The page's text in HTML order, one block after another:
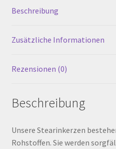
Widerrufsbelehrung
Zahlungsarten
Beschreibung
Zusätzliche Informationen
Rezensionen (0)
Beschreibung
Unsere Stearinkerzen
Rohstoffen. Sie werden